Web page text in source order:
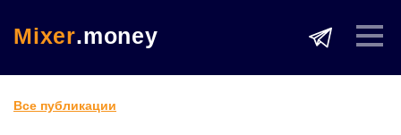
Mixer.money
Все публикации